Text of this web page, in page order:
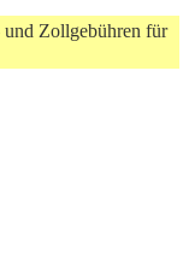
und Zollgebühren für